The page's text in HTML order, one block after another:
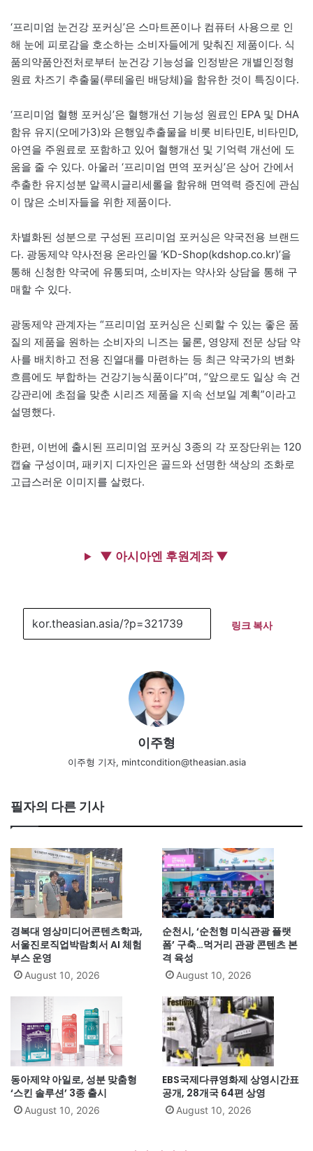
‘프리미엄 눈건강 포커싱’은 스마트폰이나 컴퓨터 사용으로 인
해 눈에 피로감을 호소하는 소비자들에게 맞춰진 제품이다. 식
품의약품안전처로부터 눈건강 기능성을 인정받은 개별인정형
원료 차즈기 추출물(루테올린 배당체)을 함유한 것이 특징이다.
‘프리미엄 혈행 포커싱’은 혈행개선 기능성 원료인 EPA 및 DHA
함유 유지(오메가3)와 은행잎추출물을 비롯 비타민E, 비타민D,
아연을 주원료로 포함하고 있어 혈행개선 및 기억력 개선에 도
움을 줄 수 있다. 아울러 ‘프리미엄 면역 포커싱’은 상어 간에서
추출한 유지성분 알콕시글리세롤을 함유해 면역력 증진에 관심
이 많은 소비자들을 위한 제품이다.
차별화된 성분으로 구성된 프리미엄 포커싱은 약국전용 브랜드
다. 광동제약 약사전용 온라인몰 ‘KD-Shop(kdshop.co.kr)’을
통해 신청한 약국에 유통되며, 소비자는 약사와 상담을 통해 구
매할 수 있다.
광동제약 관계자는 “프리미엄 포커싱은 신뢰할 수 있는 좋은 품
질의 제품을 원하는 소비자의 니즈는 물론, 영양제 전문 상담 약
사를 배치하고 전용 진열대를 마련하는 등 최근 약국가의 변화
흐름에도 부합하는 건강기능식품이다”며, “앞으로도 일상 속 건
강관리에 초점을 맞춘 시리즈 제품을 지속 선보일 계획”이라고
설명했다.
한편, 이번에 출시된 프리미엄 포커싱 3종의 각 포장단위는 120
캡슐 구성이며, 패키지 디자인은 골드와 선명한 색상의 조화로
고급스러운 이미지를 살렸다.
▼ 아시아엔 후원계좌 ▼
링크 복사
이주형
이주형 기자, mintcondition@theasian.asia
필자의 다른 기사
경복대 영상미디어콘텐츠학과,
서울진로직업박람회서 AI 체험
부스 운영
August 10, 2026
순천시, ‘순천형 미식관광 플랫
폼’ 구축…먹거리 관광 콘텐츠 본
격 육성
August 10, 2026
동아제약 아일로, 성분 맞춤형
‘스킨 솔루션’ 3종 출시
August 10, 2026
EBS국제다큐영화제 상영시간표
공개, 28개국 64편 상영
August 10, 2026